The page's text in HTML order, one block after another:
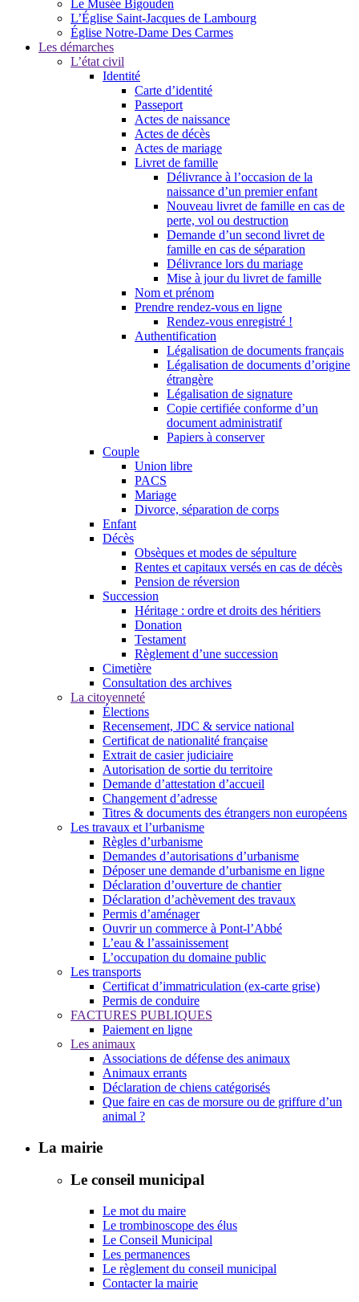
Le Musée Bigouden
L’Église Saint-Jacques de Lambourg
Église Notre-Dame Des Carmes
Les démarches
L’état civil
Identité
Carte d’identité
Passeport
Actes de naissance
Actes de décès
Actes de mariage
Livret de famille
Délivrance à l’occasion de la
naissance d’un premier enfant
Nouveau livret de famille en cas de
perte, vol ou destruction
Demande d’un second livret de
famille en cas de séparation
Délivrance lors du mariage
Mise à jour du livret de famille
Nom et prénom
Prendre rendez-vous en ligne
Rendez-vous enregistré !
Authentification
Légalisation de documents français
Légalisation de documents d’origine
étrangère
Légalisation de signature
Copie certifiée conforme d’un
document administratif
Papiers à conserver
Couple
Union libre
PACS
Mariage
Divorce, séparation de corps
Enfant
Décès
Obsèques et modes de sépulture
Rentes et capitaux versés en cas de décès
Pension de réversion
Succession
Héritage : ordre et droits des héritiers
Donation
Testament
Règlement d’une succession
Cimetière
Consultation des archives
La citoyenneté
Élections
Recensement, JDC & service national
Certificat de nationalité française
Extrait de casier judiciaire
Autorisation de sortie du territoire
Demande d’attestation d’accueil
Changement d’adresse
Titres & documents des étrangers non européens
Les travaux et l’urbanisme
Règles d’urbanisme
Demandes d’autorisations d’urbanisme
Déposer une demande d’urbanisme en ligne
Déclaration d’ouverture de chantier
Déclaration d’achèvement des travaux
Permis d’aménager
Ouvrir un commerce à Pont-l’Abbé
L’eau & l’assainissement
L’occupation du domaine public
Les transports
Certificat d’immatriculation (ex-carte grise)
Permis de conduire
FACTURES PUBLIQUES
Paiement en ligne
Les animaux
Associations de défense des animaux
Animaux errants
Déclaration de chiens catégorisés
Que faire en cas de morsure ou de griffure d’un
animal ?
La mairie
Le conseil municipal
Le mot du maire
Le trombinoscope des élus
Le Conseil Municipal
Les permanences
Le règlement du conseil municipal
Contacter la mairie